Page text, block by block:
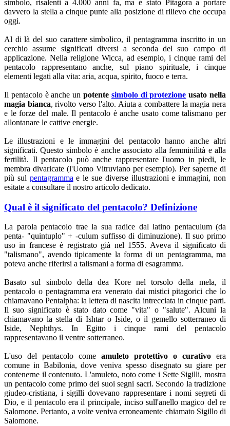
simbolo, risalenti a 4.000 anni fa, ma è stato Pitagora a portare
davvero la stella a cinque punte alla posizione di rilievo che occupa
oggi.
Al di là del suo carattere simbolico, il pentagramma inscritto in un
cerchio assume significati diversi a seconda del suo campo di
applicazione. Nella religione Wicca, ad esempio, i cinque rami del
pentacolo rappresentano anche, sul piano spirituale, i cinque
elementi legati alla vita: aria, acqua, spirito, fuoco e terra.
Il pentacolo è anche un potente simbolo di protezione usato nella
magia bianca, rivolto verso l'alto. Aiuta a combattere la magia nera
e le forze del male. Il pentacolo è anche usato come talismano per
allontanare le cattive energie.
Le illustrazioni e le immagini del pentacolo hanno anche altri
significati. Questo simbolo è anche associato alla femminilità e alla
fertilità. Il pentacolo può anche rappresentare l'uomo in piedi, le
membra divaricate (l'Uomo Vitruviano per esempio). Per saperne di
più sul pentagramma e le sue diverse illustrazioni e immagini, non
esitate a consultare il nostro articolo dedicato.
Qual è il significato del pentacolo? Definizione
La parola pentacolo trae la sua radice dal latino pentaculum (da
penta- "quintuplo" + -culum suffisso di diminuzione). Il suo primo
uso in francese è registrato già nel 1555. Aveva il significato di
"talismano", avendo tipicamente la forma di un pentagramma, ma
poteva anche riferirsi a talismani a forma di esagramma.
Basato sul simbolo della dea Kore nel torsolo della mela, il
pentacolo o pentagramma era venerato dai mistici pitagorici che lo
chiamavano Pentalpha: la lettera di nascita intrecciata in cinque parti.
Il suo significato è stato dato come "vita" o "salute". Alcuni la
chiamavano la stella di Ishtar o Iside, o il gemello sotterraneo di
Iside, Nephthys. In Egitto i cinque rami del pentacolo
rappresentavano il ventre sotterraneo.
L'uso del pentacolo come amuleto protettivo o curativo era
comune in Babilonia, dove veniva spesso disegnato su giare per
contenerne il contenuto. L'amuleto, noto come i Sette Sigilli, mostra
un pentacolo come primo dei suoi segni sacri. Secondo la tradizione
giudeo-cristiana, i sigilli dovevano rappresentare i nomi segreti di
Dio, e il pentacolo era il principale, inciso sull'anello magico del re
Salomone. Pertanto, a volte veniva erroneamente chiamato Sigillo di
Salomone.